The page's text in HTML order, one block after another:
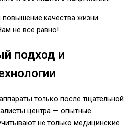
повышение качества жизни
не всё равно!
подход и
только после тщательной
центра — опытные
не только медицинские